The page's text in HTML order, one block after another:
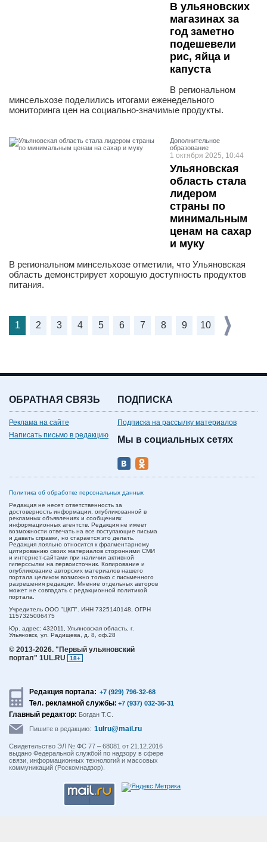
В ульяновских
магазинах за
год заметно
подешевели
рис, яйца и
капуста
В региональном
минсельхозе поделились итогами еженедельного
мониторинга цен на социально-значимые продукты.
Дополнительное
образование
1 октября 2025, 10:44
Ульяновская
область стала
лидером
страны по
минимальным
ценам на сахар
и муку
В региональном минсельхозе отметили, что Ульяновская
область демонстрирует хорошую доступность продуктов
питания.
1 2 3 4 5 6 7 8 9 10
ОБРАТНАЯ СВЯЗЬ
Реклама на сайте
Написать письмо в редакцию
ПОДПИСКА
Подписка на рассылку материалов
Мы в социальных сетях
Политика об обработке персональных данных
Редакция не несет ответственность за
достоверность информации, опубликованной в
рекламных объявлениях и сообщениях
информационных агентств. Редакция не имеет
возможности отвечать на все поступающие письма
и давать справки, но старается это делать.
Редакция лояльно относится к фрагментарному
цитированию своих материалов сторонними СМИ
и интернет-сайтами при наличии активной
гиперссылки на первоисточник. Копирование и
опубликование авторских материалов нашего
портала целиком возможно только с письменного
разрешения редакции. Мнение отдельных авторов
может не совпадать с редакционной политикой
портала.
Учредитель ООО "ЦКП". ИНН 7325140148, ОГРН
1157325006475
Юр. адрес: 432011, Ульяновская область, г.
Ульяновск, ул. Радищева, д. 8, оф.28
© 2013-2026. "Первый ульяновский
портал" 1UL.RU
18+
Редакция портала: +7 (929) 796-32-68
Тел. рекламной службы: +7 (937) 032-36-31
Главный редактор: Богдан Т.С.
Пишите в редакцию: 1ulru@mail.ru
Свидетельство ЭЛ № ФС 77 – 68081 от 21.12.2016
выдано Федеральной службой по надзору в сфере
связи, информационных технологий и массовых
коммуникаций (Роскомнадзор).